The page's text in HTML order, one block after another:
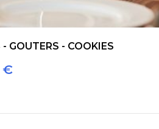
- GOUTERS - COOKIES
€